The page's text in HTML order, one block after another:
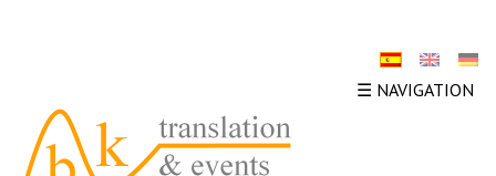
☰ NAVIGATION